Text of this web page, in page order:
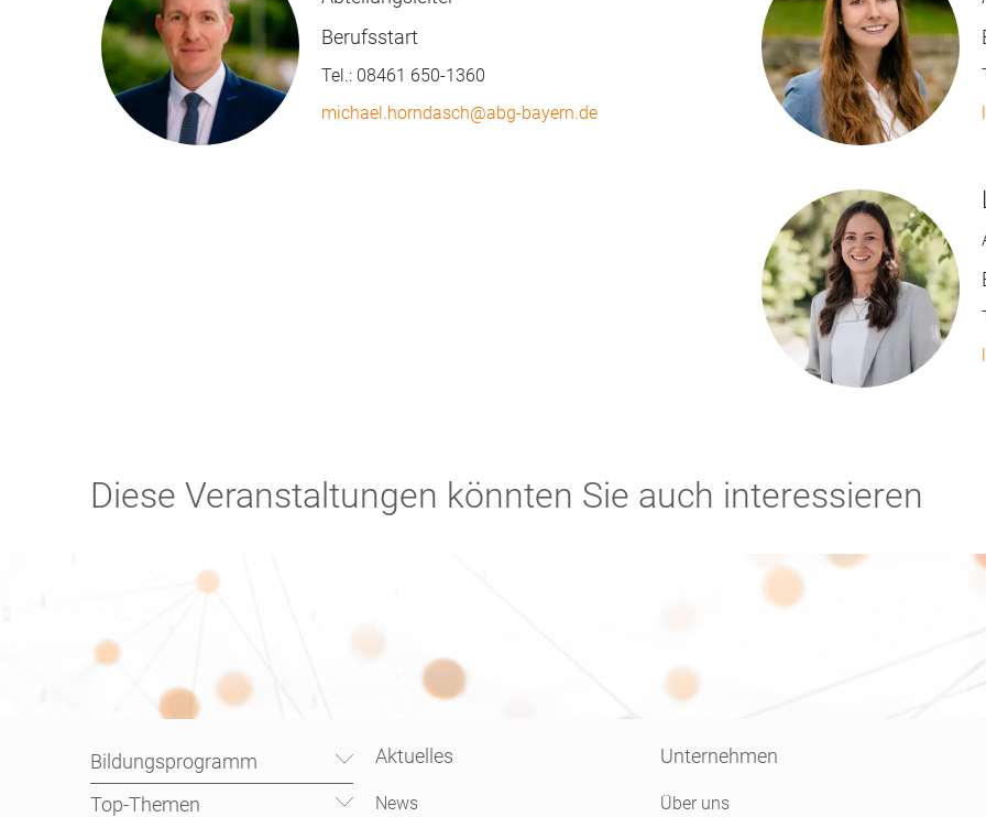
Berufsstart
Tel.: 08461 650-1360
michael.horndasch@abg-bayern.de
Diese Veranstaltungen könnten Sie auch interessieren
Bildungsprogramm
Top-Themen
Aktuelles
News
Unternehmen
Über uns